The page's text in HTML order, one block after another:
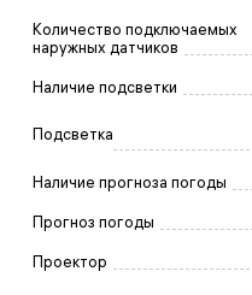
Количество подключаемых
наружных датчиков
Наличие подсветки
Подсветка
Наличие прогноза погоды
Прогноз погоды
Проектор